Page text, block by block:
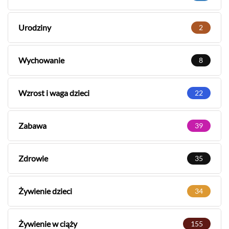
Urodziny 2
Wychowanie 8
Wzrost i waga dzieci 22
Zabawa 39
Zdrowie 35
Żywienie dzieci 34
Żywienie w ciąży 155